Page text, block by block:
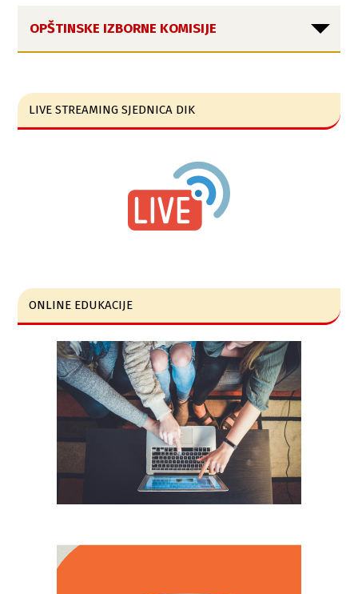
OPŠTINSKE IZBORNE KOMISIJE
LIVE STREAMING SJEDNICA DIK
ONLINE EDUKACIJE